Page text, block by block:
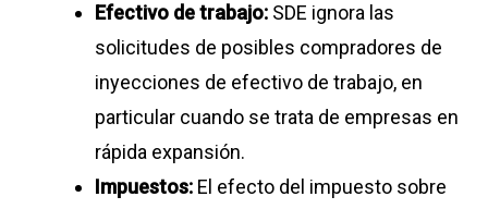
Efectivo de trabajo:SDE ignora las
solicitudes de posibles compradores de
inyecciones de efectivo de trabajo, en
particular cuando se trata de empresas en
rápida expansión.
Impuestos:El efecto del impuesto sobre